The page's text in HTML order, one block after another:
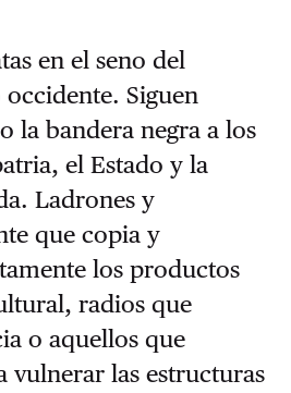
en el seno del
Siguen
la bandera negra a los
el Estado y la
Ladrones y
que copia y
los productos
radios que
o aquellos que
vulnerar las estructuras